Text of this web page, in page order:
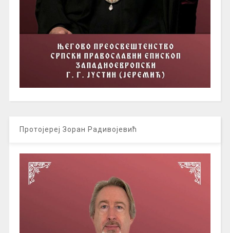
Протојереј Зоран Радивојевић